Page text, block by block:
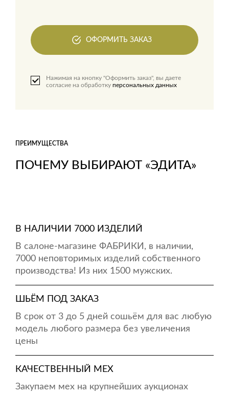
ОФОРМИТЬ ЗАКАЗ
Нажимая на кнопку "Оформить заказ", вы даете
согласие на обработку персональных данных
ПОЧЕМУ ВЫБИРАЮТ «ЭДИТА»
ПРЕИМУЩЕСТВА
В НАЛИЧИИ 7000 ИЗДЕЛИЙ
В салоне-магазине ФАБРИКИ, в наличии,
7000 неповторимых изделий собственного
производства! Из них 1500 мужских.
ШЬЁМ ПОД ЗАКАЗ
В срок от 3 до 5 дней сошьём для вас любую
модель любого размера без увеличения
цены
КАЧЕСТВЕННЫЙ МЕХ
Закупаем мех на крупнейших аукционах